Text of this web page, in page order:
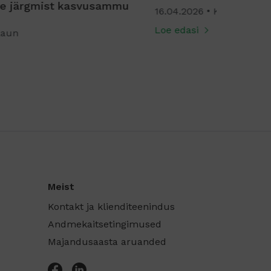
Kai Raun
edasi
Meist
Kontakt ja klienditeenindus
Andmekaitsetingimused
Majandusaasta aruanded